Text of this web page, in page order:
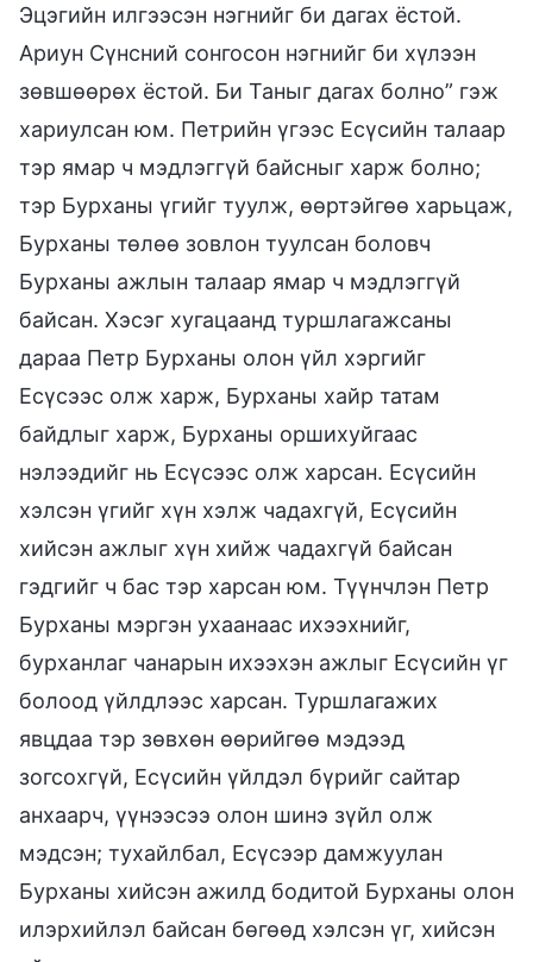
Эцэгийн илгээсэн нэгнийг би дагах ёстой.
Ариун Сүнсний сонгосон нэгнийг би хүлээн
зөвшөөрөх ёстой. Би Таныг дагах болно” гэж
хариулсан юм. Петрийн үгээс Есүсийн талаар
тэр ямар ч мэдлэггүй байсныг харж болно;
тэр Бурханы үгийг туулж, өөртэйгөө харьцаж,
Бурханы төлөө зовлон туулсан боловч
Бурханы ажлын талаар ямар ч мэдлэггүй
байсан. Хэсэг хугацаанд туршлагажсаны
дараа Петр Бурханы олон үйл хэргийг
Есүсээс олж харж, Бурханы хайр татам
байдлыг харж, Бурханы оршихуйгаас
нэлээдийг нь Есүсээс олж харсан. Есүсийн
хэлсэн үгийг хүн хэлж чадахгүй, Есүсийн
хийсэн ажлыг хүн хийж чадахгүй байсан
гэдгийг ч бас тэр харсан юм. Түүнчлэн Петр
Бурханы мэргэн ухаанаас ихээхнийг,
бурханлаг чанарын ихээхэн ажлыг Есүсийн үг
болоод үйлдлээс харсан. Туршлагажих
явцдаа тэр зөвхөн өөрийгөө мэдээд
зогсохгүй, Есүсийн үйлдэл бүрийг сайтар
анхаарч, үүнээсээ олон шинэ зүйл олж
мэдсэн; тухайлбал, Есүсээр дамжуулан
Бурханы хийсэн ажилд бодитой Бурханы олон
илэрхийлэл байсан бөгөөд хэлсэн үг, хийсэн